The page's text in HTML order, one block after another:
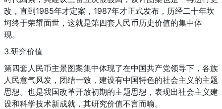
改，直到1985年才定案，1987年才正式发布，历经二十年坎
坷终于荣耀面世，这就是第四套人民币历史价值的集中体
现。
3.研究价值
第四套人民币主景图案集中体现了在中国共产党领导下，各族
人民意气风发，团结一致，建设有中国特色的社会主义的主题
思想。也是我国改革开放初期的主题思想，表现出社会主义建
设和科学技术新成就，其研究价值不言而喻。